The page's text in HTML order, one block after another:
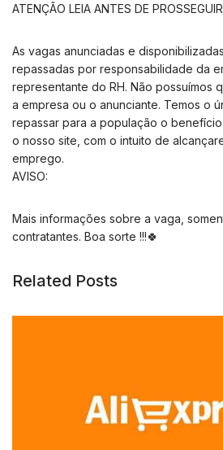
ATENÇÃO LEIA ANTES DE
As vagas anunciadas e
repassadas por responsabilidade da
representante do RH. Não possuímos
a empresa ou o anunciante. Temos o
repassar para a população o
o nosso site, com o intuito de
emprego.
AVISO:
Mais informações sobre a vaga,
contratantes. Boa sorte !!!🍀
Related Posts